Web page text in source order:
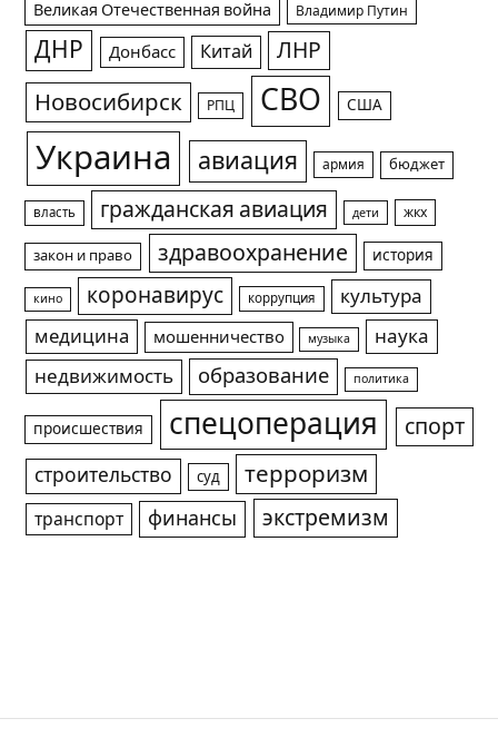
Великая Отечественная война Владимир Путин
ДНР Донбасс Китай ЛНР
Новосибирск РПЦ СВО США
Украина авиация армия бюджет
власть гражданская авиация дети жкх
закон и право здравоохранение история
кино коронавирус коррупция
культура
медицина
мошенничество музыка
наука
недвижимость
образование политика
происшествия спецоперация спорт
строительство суд терроризм
транспорт финансы экстремизм